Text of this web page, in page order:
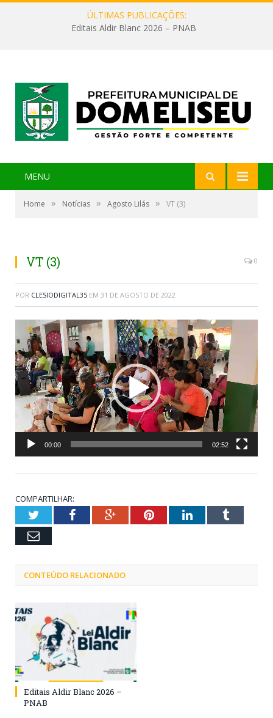
ÚLTIMAS PUBLICAÇÕES:
Editais Aldir Blanc 2026 – PNAB
MENU
Home » Notícias » Agosto Lilás » VT (3)
VT (3) 0
POR CLESIODIGITAL35 EM 31 DE AGOSTO DE 2022
Tocador
de
vídeo
00:00 02:52
COMPARTILHAR:
TwitterFacebookGoogle+PinterestLinkedInTumblr
Email
CONTEÚDO RELACIONADO
Editais Aldir Blanc 2026 –
PNAB